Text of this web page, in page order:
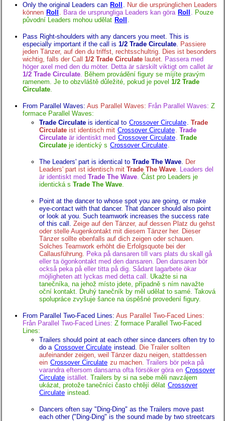
Only the original Leaders can Roll
Nur die ursprünglichen Leaders
können Roll Bara de ursprungliga Leaders kan göra Roll
Pouze
původní Leaders mohou udělat Roll
Pass Right-shoulders with any dancers you meet. This is
especially important if the call is 1/2 Trade Circulate Passiere
jeden Tänzer, auf den du triffst, rechtsschultrig. Dies ist besonders
wichtig, falls der Call 1/2 Trade Circulate lautet. Passera med
höger axel med den du möter. Detta är särskilt viktigt om callet är
1/2 Trade Circulate Během provádění figury se míjíte pravým
ramenem. Je to obzvláště důležité, pokud je povel 1/2 Trade
Circulate
From Parallel Waves: Aus Parallel Waves: Från Parallel Waves: Z
formace Parallel Waves:
Trade Circulate is identical to Crossover Circulate Trade
Circulate ist identisch mit Crossover Circulate Trade
Circulate är identiskt med Crossover Circulate Trade
Circulate je identický s Crossover Circulate
The Leaders' part is identical to Trade The Wave Der
Leaders' part ist identisch mit Trade The Wave Leaders del
är identiskt med Trade The Wave Část pro Leaders je
identická s Trade The Wave
Point at the dancer to whose spot you are going, or make
eye-contact with that dancer. That dancer should also point
or look at you. Such teamwork increases the success rate
of this call. Zeige auf den Tänzer, auf dessen Platz du gehst
oder stelle Augenkontakt mit diesem Tänzer her. Dieser
Tänzer sollte ebenfalls auf dich zeigen oder schauen.
Solches Teamwork erhöht die Erfolgsquote bei der
Callausführung. Peka på dansaren till vars plats du skall gå
eller ta ögonkontakt med den dansaren. Den dansaren bör
också peka på eller titta på dig. Sådant lagarbete ökar
möjligheten att lyckas med detta call.
Ukažte si na
tanečníka, na jehož místo jdete, případně s ním navažte
oční kontakt. Druhý tanečník by měl udělat to samé. Taková
spolupráce zvyšuje šance na úspěšné provedení figury.
From Parallel Two-Faced Lines: Aus Parallel Two-Faced Lines:
Från Parallel Two-Faced Lines: Z formace Parallel Two-Faced
Lines:
Trailers should point at each other since dancers often try to
do a Crossover Circulate instead. Die Trailer sollten
aufeinander zeigen, weil Tänzer dazu neigen, stattdessen
ein Crossover Circulate zu machen. Trailers bör peka på
varandra eftersom dansarna ofta försöker göra en Crossover
Circulate istället. Trailers by si na sebe měli navzájem
ukázat, protože tanečníci často chtějí dělat Crossover
Circulate instead.
Dancers often say "Ding-Ding" as the Trailers move past
each other ("Ding-Ding" is the sound made by two streetcars